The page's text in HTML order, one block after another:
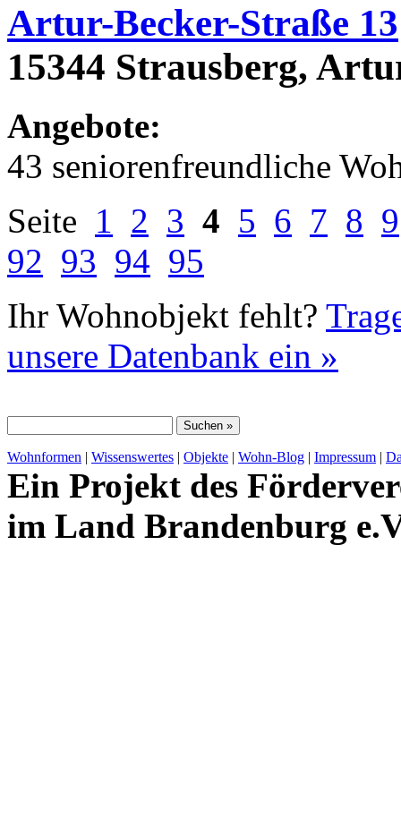
Artur-Becker-Straße 13
15344 Strausberg,
Angebote:
43 seniorenfreundliche
Seite 1 2 3 4 5 6 7 8 9
92 93 94 95
Ihr Wohnobjekt fehlt?
unsere Datenbank ein »
Wohnformen | Wissenswertes | Objekte | Wohn-Blog | Impressum |
Ein Projekt des
im Land Brandenburg